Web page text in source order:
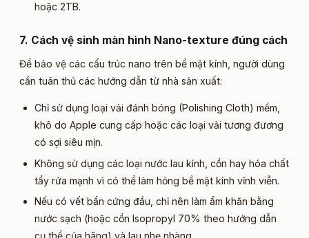
hoặc 2TB.
7. Cách vệ sinh màn hình Nano-texture đúng cách​
Để bảo vệ các cấu trúc nano trên bề mặt kính, người dùng
cần tuân thủ các hướng dẫn từ nhà sản xuất:
Chỉ sử dụng loại vải đánh bóng (Polishing Cloth) mềm,
khô do Apple cung cấp hoặc các loại vải tương đương
có sợi siêu mịn.
Không sử dụng các loại nước lau kính, cồn hay hóa chất
tẩy rửa mạnh vì có thể làm hỏng bề mặt kính vĩnh viễn.
Nếu có vết bẩn cứng đầu, chỉ nên làm ẩm khăn bằng
nước sạch (hoặc cồn Isopropyl 70% theo hướng dẫn